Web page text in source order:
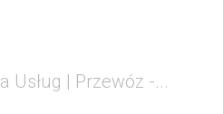
Usług | Przewóz -...